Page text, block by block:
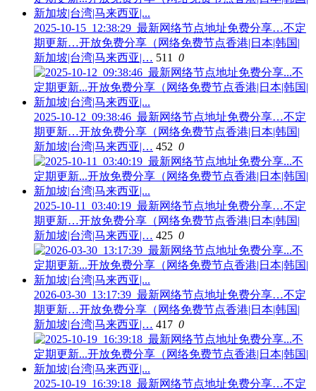
2025-10-15_12:38:29_最新网络节点地址免费分享…不定
期更新…开放免费分享（网络免费节点香港|日本|韩国|
新加坡|台湾|马来西亚|… 511 0
2025-10-12_09:38:46_最新网络节点地址免费分享…不定
期更新…开放免费分享（网络免费节点香港|日本|韩国|
新加坡|台湾|马来西亚|… 452 0
2025-10-11_03:40:19_最新网络节点地址免费分享…不定
期更新…开放免费分享（网络免费节点香港|日本|韩国|
新加坡|台湾|马来西亚|… 425 0
2026-03-30_13:17:39_最新网络节点地址免费分享…不定
期更新…开放免费分享（网络免费节点香港|日本|韩国|
新加坡|台湾|马来西亚|… 417 0
2025-10-19_16:39:18_最新网络节点地址免费分享…不定